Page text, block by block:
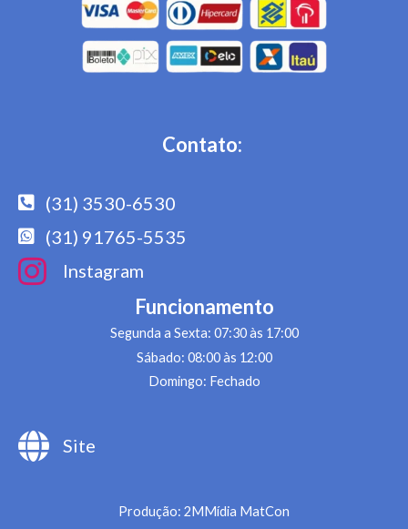
Contato:
(31) 3530-6530
(31) 91765-5535
Instagram
Funcionamento
Segunda a Sexta: 07:30 às 17:00
Sábado: 08:00 às 12:00
Domingo: Fechado
Site
Produção: 2MMídia MatCon